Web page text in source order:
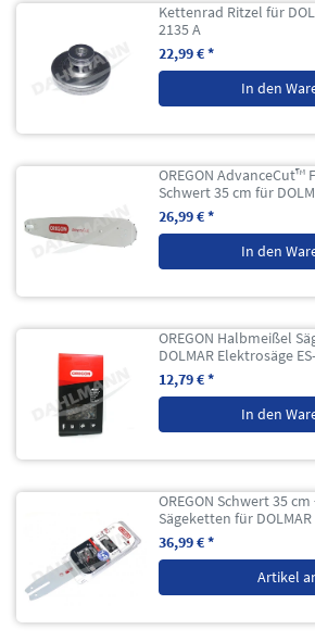
Kettenrad Ritzel für
2135 A
22,99 € *
In den
OREGON AdvanceCut™
Schwert 35 cm für
26,99 € *
In den
OREGON Halbmeißel
DOLMAR Elektrosäge
12,79 € *
In den
OREGON Schwert 35 cm
Sägeketten für DOLMAR
36,99 € *
Artikel